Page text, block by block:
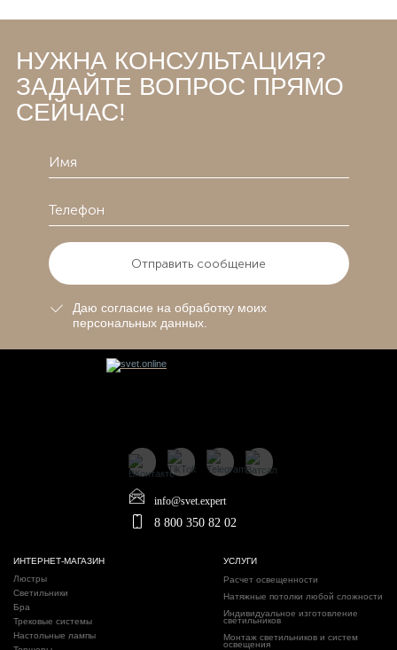
НУЖНА КОНСУЛЬТАЦИЯ?
ЗАДАЙТЕ ВОПРОС ПРЯМО
СЕЙЧАС!
Отправить сообщение
Даю согласие на обработку моих
персональных данных.
info@svet.expert
8 800 350 82 02
ИНТЕРНЕТ-МАГАЗИН
Люстры
Светильники
Бра
Трековые системы
Настольные лампы
УСЛУГИ
Расчет освещенности
Натяжные потолки любой сложности
Индивидуальное изготовление
светильников
Монтаж светильников и систем
освещения